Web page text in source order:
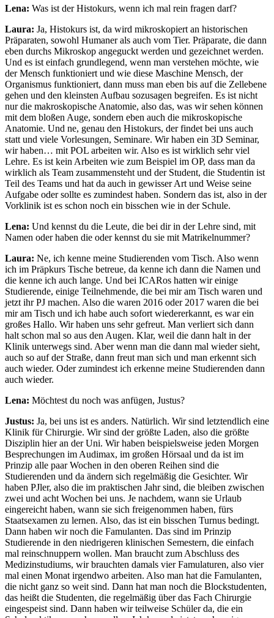
Lena: Was ist der Histokurs, wenn ich mal rein fragen darf?
Laura: Ja, Histokurs ist, da wird mikroskopiert an historischen
Präparaten, sowohl Humaner als auch vom Tier. Präparate, die dann
eben durchs Mikroskop angeguckt werden und gezeichnet werden.
Und es ist einfach grundlegend, wenn man verstehen möchte, wie
der Mensch funktioniert und wie diese Maschine Mensch, der
Organismus funktioniert, dann muss man eben bis auf die Zellebene
gehen und den kleinsten Aufbau sozusagen begreifen. Es ist nicht
nur die makroskopische Anatomie, also das, was wir sehen können
mit dem bloßen Auge, sondern eben auch die mikroskopische
Anatomie. Und ne, genau den Histokurs, der findet bei uns auch
statt und viele Vorlesungen, Seminare. Wir haben ein 3D Seminar,
wir haben… mit POL arbeiten wir. Also es ist wirklich sehr viel
Lehre. Es ist kein Arbeiten wie zum Beispiel im OP, dass man da
wirklich als Team zusammensteht und der Student, die Studentin ist
Teil des Teams und hat da auch in gewisser Art und Weise seine
Aufgabe oder sollte es zumindest haben. Sondern das ist, also in der
Vorklinik ist es schon noch ein bisschen wie in der Schule.
Lena: Und kennst du die Leute, die bei dir in der Lehre sind, mit
Namen oder haben die oder kennst du sie mit Matrikelnummer?
Laura: Ne, ich kenne meine Studierenden vom Tisch. Also wenn
ich im Präpkurs Tische betreue, da kenne ich dann die Namen und
die kenne ich auch lange. Und bei ICARos hatten wir einige
Studierende, einige Teilnehmende, die bei mir am Tisch waren und
jetzt ihr PJ machen. Also die waren 2016 oder 2017 waren die bei
mir am Tisch und ich habe auch sofort wiedererkannt, es war ein
großes Hallo. Wir haben uns sehr gefreut. Man verliert sich dann
halt schon mal so aus den Augen. Klar, weil die dann halt in der
Klinik unterwegs sind. Aber wenn man die dann mal wieder sieht,
auch so auf der Straße, dann freut man sich und man erkennt sich
auch wieder. Oder zumindest ich erkenne meine Studierenden dann
auch wieder.
Lena: Möchtest du noch was anfügen, Justus?
Justus: Ja, bei uns ist es anders. Natürlich. Wir sind letztendlich eine
Klinik für Chirurgie. Wir sind der größte Laden, also die größte
Disziplin hier an der Uni. Wir haben beispielsweise jeden Morgen
Besprechungen im Audimax, im großen Hörsaal und da ist im
Prinzip alle paar Wochen in den oberen Reihen sind die
Studierenden und da ändern sich regelmäßig die Gesichter. Wir
haben PJler, also die im praktischen Jahr sind, die bleiben zwischen
zwei und acht Wochen bei uns. Je nachdem, wann sie Urlaub
eingereicht haben, wann sie sich freigenommen haben, fürs
Staatsexamen zu lernen. Also, das ist ein bisschen Turnus bedingt.
Dann haben wir noch die Famulanten. Das sind im Prinzip
Studierende in den niedrigeren klinischen Semestern, die einfach
mal reinschnuppern wollen. Man braucht zum Abschluss des
Medizinstudiums, wir brauchten damals vier Famulaturen, also vier
mal einen Monat irgendwo arbeiten. Also man hat die Famulanten,
die nicht ganz so weit sind. Dann hat man noch die Blockstudenten,
das heißt die Studenten, die regelmäßig über das Fach Chirurgie
eingespeist sind. Dann haben wir teilweise Schüler da, die ein